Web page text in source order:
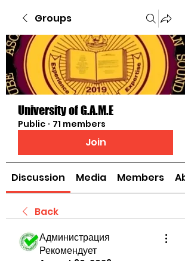
Groups
University of G.A.M.E
Public · 71 members
Join
Discussion Media Members
Back
Администрация
Рекомендует